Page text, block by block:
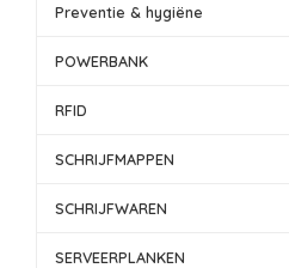
Preventie & hygiëne
POWERBANK
RFID
SCHRIJFMAPPEN
SCHRIJFWAREN
SERVEERPLANKEN